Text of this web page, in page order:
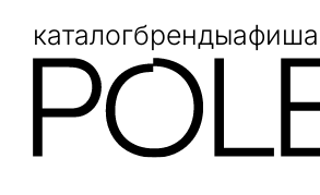
каталогбрендыафиша